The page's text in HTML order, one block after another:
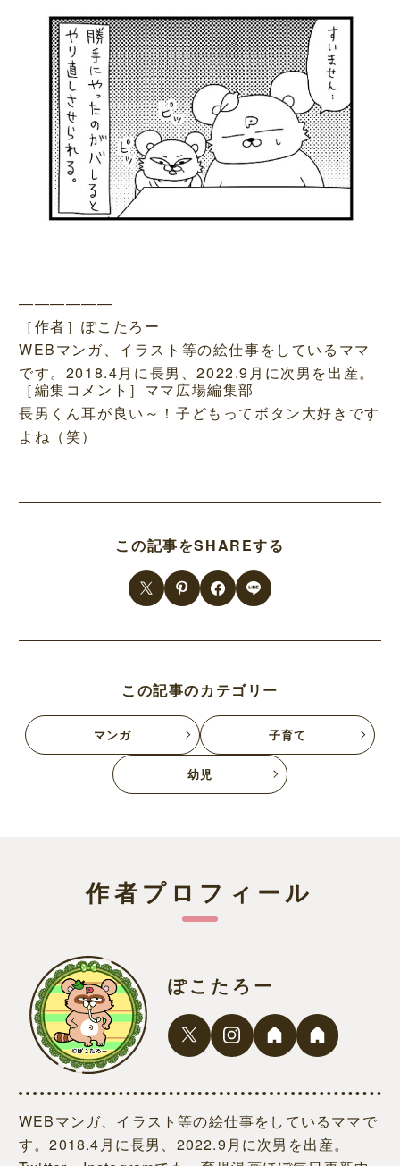
——————
［作者］ぽこたろー
WEBマンガ、イラスト等の絵仕事をしているママ
です。2018.4月に長男、2022.9月に次男を出産。
［編集コメント］ママ広場編集部
長男くん耳が良い～！子どもってボタン大好きです
よね（笑）
この記事をSHAREする
この記事のカテゴリー
マンガ 子育て
幼児
作者プロフィール
ぽこたろー
WEBマンガ、イラスト等の絵仕事をしているママで
す。2018.4月に長男、2022.9月に次男を出産。